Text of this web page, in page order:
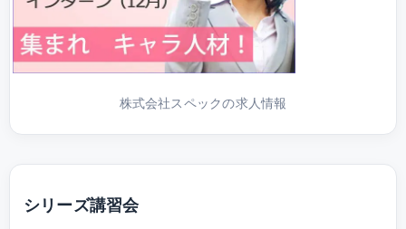
株式会社スペックの求人情報
シリーズ講習会